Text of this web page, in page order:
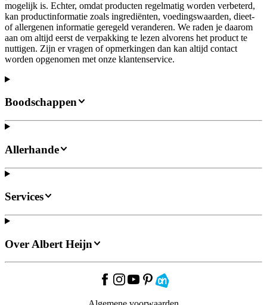
mogelijk is. Echter, omdat producten regelmatig worden verbeterd,
kan productinformatie zoals ingrediënten, voedingswaarden, dieet-
of allergenen informatie geregeld veranderen. We raden je daarom
aan om altijd eerst de verpakking te lezen alvorens het product te
nuttigen. Zijn er vragen of opmerkingen dan kan altijd contact
worden opgenomen met onze klantenservice.
Boodschappen
Allerhande
Services
Over Albert Heijn